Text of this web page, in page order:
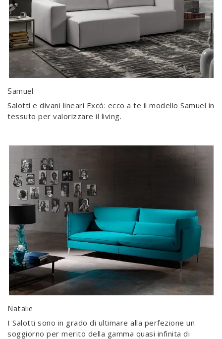
Samuel
Salotti e divani lineari Excò: ecco a te il modello Samuel in
tessuto per valorizzare il living.
Natalie
I Salotti sono in grado di ultimare alla perfezione un
soggiorno per merito della gamma quasi infinita di